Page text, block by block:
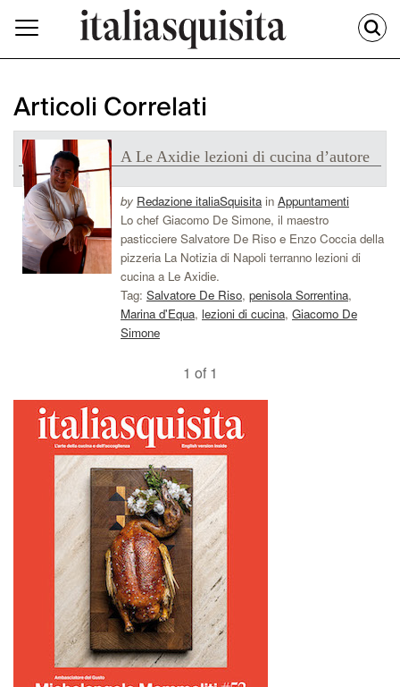
Articoli Correlati
A Le Axidie lezioni di cucina d’autore
by Redazione italiaSquisitain Appuntamenti
Lo chef Giacomo De Simone, il maestro
pasticciere Salvatore De Riso e Enzo Coccia della
pizzeria La Notizia di Napoli terranno lezioni di
cucina a Le Axidie.
Tag: Salvatore De Riso, penisola Sorrentina,
Marina d'Equa, lezioni di cucina, Giacomo De
Simone
1 of 1